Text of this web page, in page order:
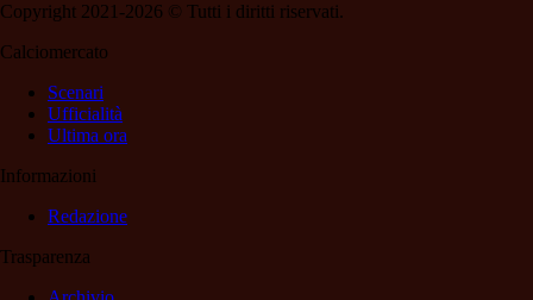
Copyright 2021-2026 © Tutti i diritti riservati.
Calciomercato
Scenari
Ufficialità
Ultima ora
Informazioni
Redazione
Trasparenza